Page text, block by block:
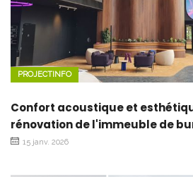
PROJECTINFO
Confort acoustique et
rénovation de l'immeuble de
15 janv. 2026